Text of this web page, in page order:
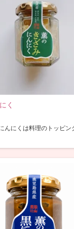
く
んにくは料理のトッピン